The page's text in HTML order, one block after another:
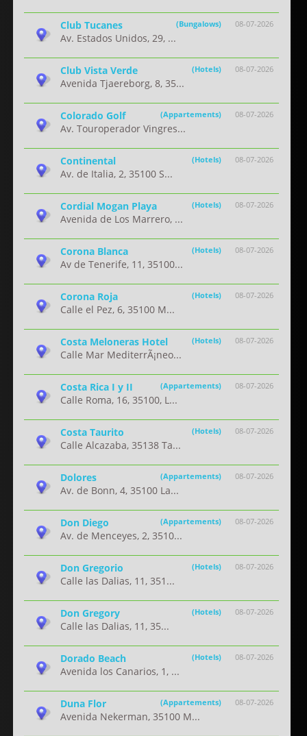
08-07-2026
Club Tucanes (Bungalows)
Av. Estados Unidos, 29, ...
08-07-2026
Club Vista Verde (Hotels)
Avenida Tjaereborg, 8, 35...
08-07-2026
Colorado Golf (Appartements)
Av. Touroperador Vingres...
08-07-2026
Continental (Hotels)
Av. de Italia, 2, 35100 S...
08-07-2026
Cordial Mogan Playa (Hotels)
Avenida de Los Marrero, ...
08-07-2026
Corona Blanca (Hotels)
Av de Tenerife, 11, 35100...
08-07-2026
Corona Roja (Hotels)
Calle el Pez, 6, 35100 M...
08-07-2026
Costa Meloneras Hotel (Hotels)
Calle Mar MediterrÃ¡neo...
08-07-2026
Costa Rica I y II (Appartements)
Calle Roma, 16, 35100, L...
08-07-2026
Costa Taurito (Hotels)
Calle Alcazaba, 35138 Ta...
08-07-2026
Dolores (Appartements)
Av. de Bonn, 4, 35100 La...
08-07-2026
Don Diego (Appartements)
Av. de Menceyes, 2, 3510...
08-07-2026
Don Gregorio (Hotels)
Calle las Dalias, 11, 351...
08-07-2026
Don Gregory (Hotels)
Calle las Dalias, 11, 35...
08-07-2026
Dorado Beach (Hotels)
Avenida los Canarios, 1, ...
08-07-2026
Duna Flor (Appartements)
Avenida Nekerman, 35100 M...